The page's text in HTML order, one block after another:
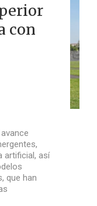
con
artificial, así
que han